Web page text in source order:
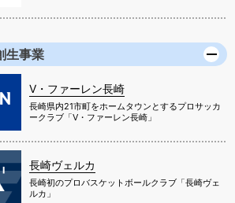
生事業
V・ファーレン長崎
長崎県内21市町をホームタウンとするプロサッカ
ークラブ「V・ファーレン長崎」
長崎ヴェルカ
長崎初のプロバスケットボールクラブ「長崎ヴェ
ルカ」